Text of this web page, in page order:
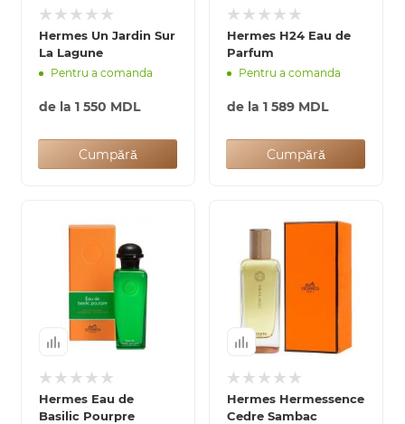
Hermes Un Jardin Sur
La Lagune
Pentru a comanda
de la 1 550 MDL
Cumpără
Hermes H24 Eau de
Parfum
Pentru a comanda
de la 1 589 MDL
Cumpără
Hermes Eau de
Basilic Pourpre
Hermes Hermessence
Cedre Sambac